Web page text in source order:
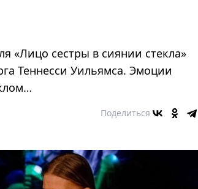
«Лицо сестры в сиянии стекла»
Теннеcси Уильямса. Эмоции
Поделиться